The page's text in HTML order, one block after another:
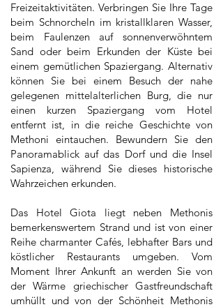
Freizeitaktivitäten. Verbringen Sie Ihre Tage
beim Schnorcheln im kristallklaren Wasser,
beim Faulenzen auf sonnenverwöhntem
Sand oder beim Erkunden der Küste bei
einem gemütlichen Spaziergang. Alternativ
können Sie bei einem Besuch der nahe
gelegenen mittelalterlichen Burg, die nur
einen kurzen Spaziergang vom Hotel
entfernt ist, in die reiche Geschichte von
Methoni eintauchen. Bewundern Sie den
Panoramablick auf das Dorf und die Insel
Sapienza, während Sie dieses historische
Wahrzeichen erkunden.
Das Hotel Giota liegt neben Methonis
bemerkenswertem Strand und ist von einer
Reihe charmanter Cafés, lebhafter Bars und
köstlicher Restaurants umgeben. Vom
Moment Ihrer Ankunft an werden Sie von
der Wärme griechischer Gastfreundschaft
umhüllt und von der Schönheit Methonis